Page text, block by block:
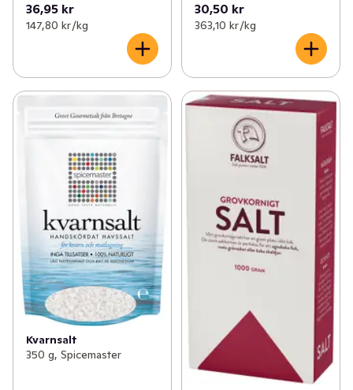
36,95 kr
147,80 kr /kg
30,50 kr
363,10 kr /kg
Kvarnsalt
350 g, Spicemaster